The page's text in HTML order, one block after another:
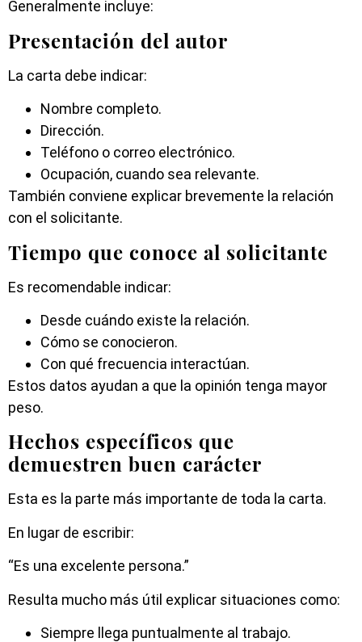
Generalmente incluye:
Presentación del autor
La carta debe indicar:
Nombre completo.
Dirección.
Teléfono o correo electrónico.
Ocupación, cuando sea relevante.
También conviene explicar brevemente la relación
con el solicitante.
Tiempo que conoce al solicitante
Es recomendable indicar:
Desde cuándo existe la relación.
Cómo se conocieron.
Con qué frecuencia interactúan.
Estos datos ayudan a que la opinión tenga mayor
peso.
Hechos específicos que
demuestren buen carácter
Esta es la parte más importante de toda la carta.
En lugar de escribir:
“Es una excelente persona.”
Resulta mucho más útil explicar situaciones como:
Siempre llega puntualmente al trabajo.